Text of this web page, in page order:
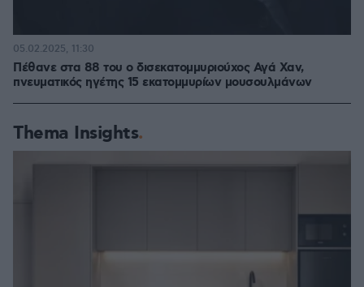
Πέθανε στα 88 του ο δισεκατομμυριούχος Αγά Χαν,
πνευματικός ηγέτης 15 εκατομμυρίων μουσουλμάνων
05.02.2025, 11:30
Thema Insights